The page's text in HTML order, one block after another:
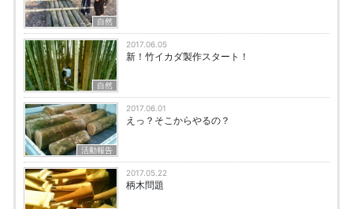
自然
自然
2017.06.05
新！竹イカダ製作スタート！
活動報告
2017.06.01
えっ？そこからやるの？
2017.05.22
柄木問題